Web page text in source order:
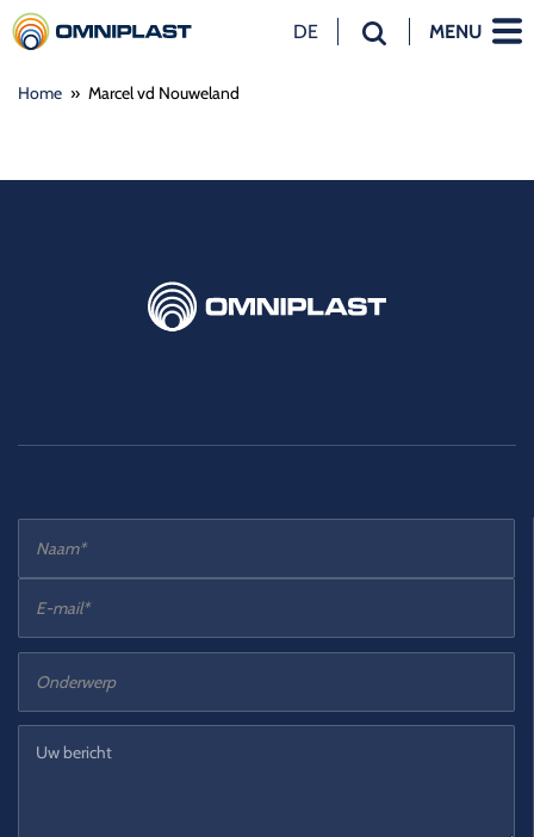
DE
MENU
Home » Marcel vd Nouweland